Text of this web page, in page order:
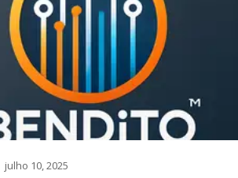
julho 10, 2025